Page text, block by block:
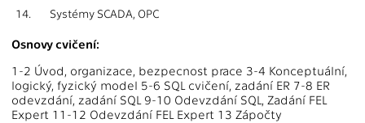
14.
Systémy SCADA, OPC
Osnovy cvičení:
1-2 Úvod, organizace, bezpecnost prace 3-4 Konceptuální,
logický, fyzický model 5-6 SQL cvičení, zadání ER 7-8 ER
odevzdání, zadání SQL 9-10 Odevzdání SQL, Zadání FEL
Expert 11-12 Odevzdání FEL Expert 13 Zápočty